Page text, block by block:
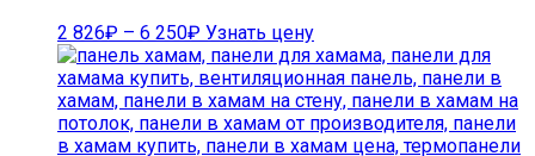
2 826₽ – 6 250₽ Узнать цену